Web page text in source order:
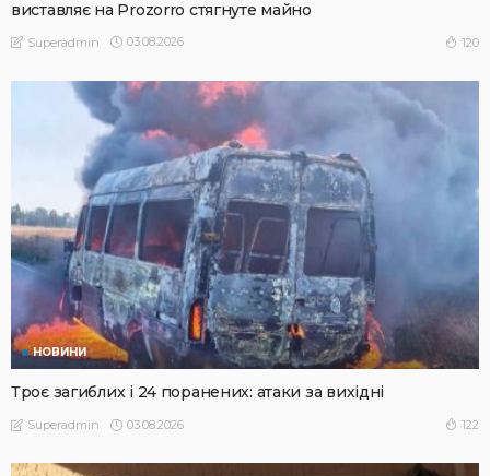
виставляє на Prozorro стягнуте майно
Superadmin 03.08.2026 120
НОВИНИ
Троє загиблих і 24 поранених: атаки за вихідні
Superadmin 03.08.2026 122